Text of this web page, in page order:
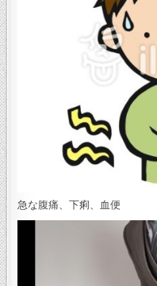
急な腹痛、下痢、血便